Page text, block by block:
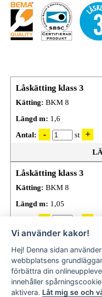
Låskätting klass 3
Kätting: BKM 8
Längd m: 1,6
Antal:
st
Låskätting klass 3
Kätting: BKM 8
Längd m: 1,05
Vi använder kakor!
Hej! Denna sidan
webbplatsens
förbättra din
innehåller
aktivera. Låt mig se och